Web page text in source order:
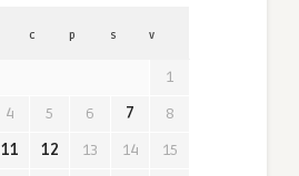
c p s v
1
4 5 6 7
8
11 12 13 14
15